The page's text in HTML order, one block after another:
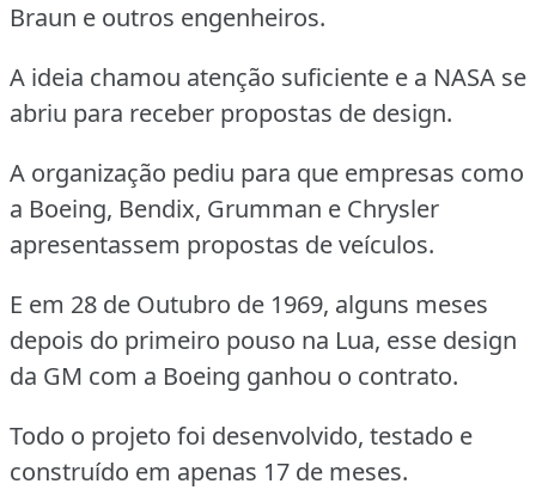
Braun e outros engenheiros.
A ideia chamou atenção suficiente e a NASA se
abriu para receber propostas de design.
A organização pediu para que empresas como
a Boeing, Bendix, Grumman e Chrysler
apresentassem propostas de veículos.
E em 28 de Outubro de 1969, alguns meses
depois do primeiro pouso na Lua, esse design
da GM com a Boeing ganhou o contrato.
Todo o projeto foi desenvolvido, testado e
construído em apenas 17 de meses.